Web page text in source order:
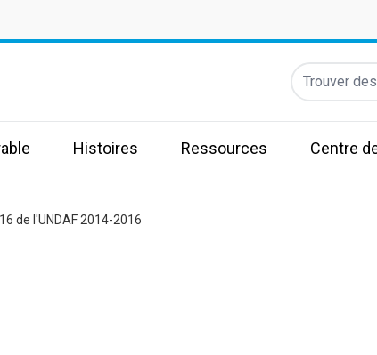
Trouver des
Histoires Ressources Centre
de l'UNDAF 2014-2016